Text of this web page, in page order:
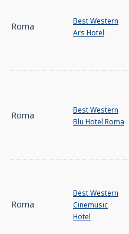
Roma
Best Western
Ars Hotel
Roma
Best Western
Blu Hotel Roma
Roma
Best Western
Cinemusic
Hotel